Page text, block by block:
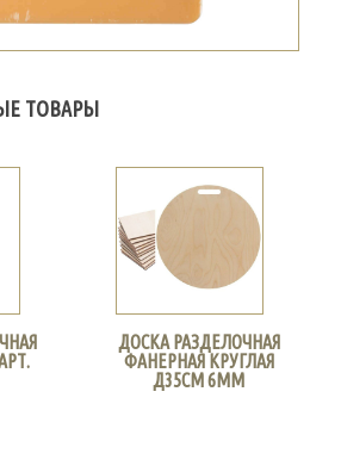
ТОВАРЫ
ДОСКА РАЗДЕЛОЧНАЯ
ФАНЕРНАЯ КРУГЛАЯ
Д35СМ 6ММ